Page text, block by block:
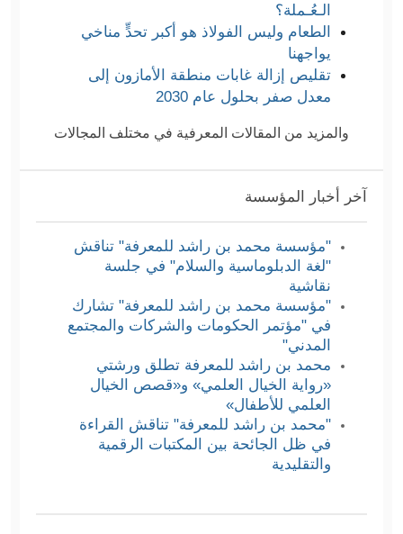
الـعُـملة؟
الطعام وليس الفولاذ هو أكبر تحدٍّ مناخي
يواجهنا
تقليص إزالة غابات منطقة الأمازون إلى
معدل صفر بحلول عام 2030
والمزيد من المقالات المعرفية في مختلف المجالات
آخر أخبار المؤسسة
"مؤسسة محمد بن راشد للمعرفة" تناقش
"لغة الدبلوماسية والسلام" في جلسة
نقاشية
"مؤسسة محمد بن راشد للمعرفة" تشارك
في "مؤتمر الحكومات والشركات والمجتمع
المدني"
محمد بن راشد للمعرفة تطلق ورشتي
«رواية الخيال العلمي» و«قصص الخيال
العلمي للأطفال»
"محمد بن راشد للمعرفة" تناقش القراءة
في ظل الجائحة بين المكتبات الرقمية
والتقليدية